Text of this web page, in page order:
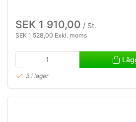
SEK 1 910,00 / St.
SEK 1 528,00 Exkl. moms
3 i lager